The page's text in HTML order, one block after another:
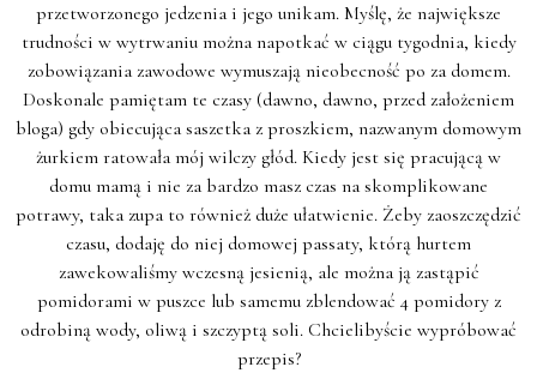
przetworzonego jedzenia i jego unikam. Myślę, że największe
trudności w wytrwaniu można napotkać w ciągu tygodnia, kiedy
zobowiązania zawodowe wymuszają nieobecność po za domem.
Doskonale pamiętam te czasy (dawno, dawno, przed założeniem
bloga) gdy obiecująca saszetka z proszkiem, nazwanym domowym
żurkiem ratowała mój wilczy głód. Kiedy jest się pracującą w
domu mamą i nie za bardzo masz czas na skomplikowane
potrawy, taka zupa to również duże ułatwienie. Żeby zaoszczędzić
czasu, dodaję do niej domowej passaty, którą hurtem
zawekowaliśmy wczesną jesienią, ale można ją zastąpić
pomidorami w puszce lub samemu zblendować 4 pomidory z
odrobiną wody, oliwą i szczyptą soli. Chcielibyście wypróbować
przepis?